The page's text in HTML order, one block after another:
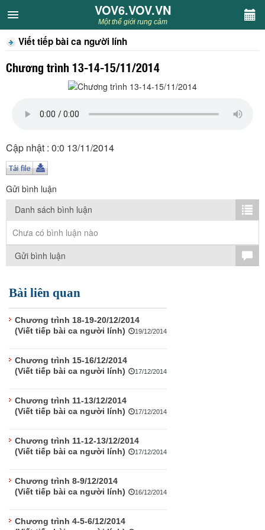
VOV6.VOV.VN
CHUYÊN MỤC
Khách VOV6
Sân khấu
Thiếu nhi
Kết nối VOV6
TÌM KIẾM
Vận hành bởi QI Corp
VOV6.VOV.VN
Một thế giới rung cảm
Viết tiếp bài ca người lính
Chương trình 13-14-15/11/2014
Cập nhật : 0:0 13/11/2014
Gửi bình luận
Danh sách bình luận
Chưa có bình luận nào
Gửi bình luận
Bài liên quan
Chương trình 18-19-20/12/2014
(Viết tiếp bài ca người lính)
19/12/2014
Chương trình 15-16/12/2014
(Viết tiếp bài ca người lính)
17/12/2014
Chương trình 11-13/12/2014
(Viết tiếp bài ca người lính)
17/12/2014
Chương trình 11-12-13/12/2014
(Viết tiếp bài ca người lính)
17/12/2014
Chương trình 8-9/12/2014
(Viết tiếp bài ca người lính)
16/12/2014
Chương trình 4-5-6/12/2014